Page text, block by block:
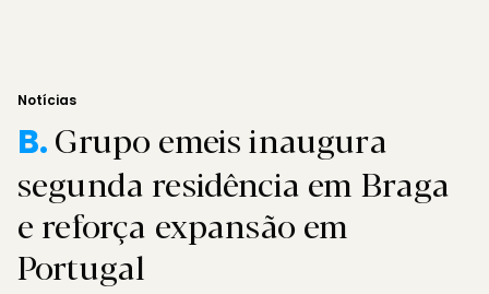
Notícias
B.Grupo emeis inaugura
segunda residência em Braga
e reforça expansão em
Portugal